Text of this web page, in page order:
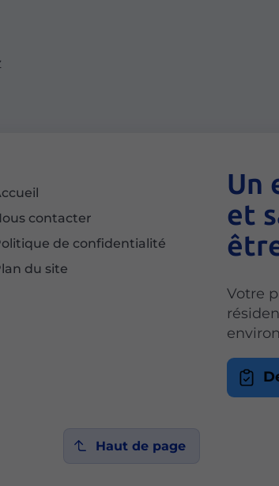
contacter
de confidentialité
du site
Un
et
Votre
Haut de page